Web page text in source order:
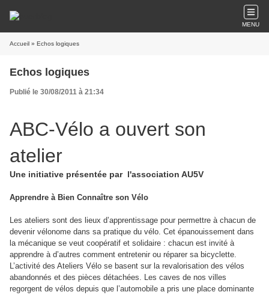
MENU
Accueil » Echos logiques
Echos logiques
Publié le 30/08/2011 à 21:34
ABC-Vélo a ouvert son
atelier
Une initiative présentée par l'association AU5V
Apprendre à Bien Connaître son Vélo
Les ateliers sont des lieux d’apprentissage pour permettre à chacun de
devenir vélonome dans sa pratique du vélo. Cet épanouissement dans
la mécanique se veut coopératif et solidaire : chacun est invité à
apprendre à d’autres comment entretenir ou réparer sa bicyclette.
L’activité des Ateliers Vélo se basent sur la revalorisation des vélos
abandonnés et des pièces détachées. Les caves de nos villes
regorgent de vélos depuis que l’automobile a pris une place dominante